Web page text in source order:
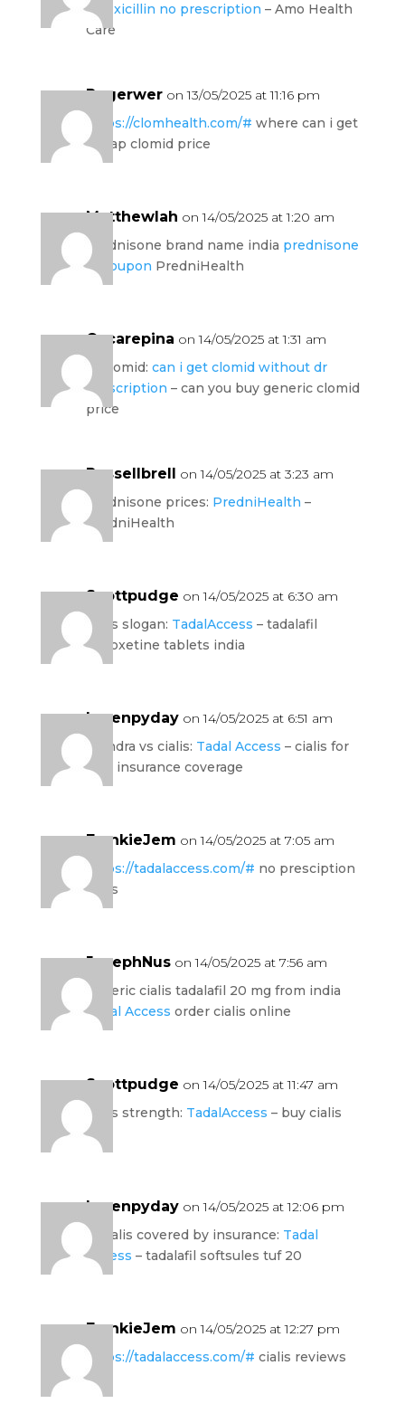
amoxicillin no prescription – Amo Health
Care
Rogerwer on 13/05/2025 at 11:16 pm
https://clomhealth.com/# where can i get
cheap clomid price
Matthewlah on 14/05/2025 at 1:20 am
prednisone brand name india prednisone
rx coupon PredniHealth
Oscarepina on 14/05/2025 at 1:31 am
rx clomid: can i get clomid without dr
prescription – can you buy generic clomid
price
Russellbrell on 14/05/2025 at 3:23 am
prednisone prices: PredniHealth –
PredniHealth
Scottpudge on 14/05/2025 at 6:30 am
cialis slogan: TadalAccess – tadalafil
dapoxetine tablets india
Lorenpyday on 14/05/2025 at 6:51 am
stendra vs cialis: Tadal Access – cialis for
bph insurance coverage
FrankieJem on 14/05/2025 at 7:05 am
https://tadalaccess.com/# no presciption
cialis
JosephNus on 14/05/2025 at 7:56 am
generic cialis tadalafil 20 mg from india
Tadal Access order cialis online
Scottpudge on 14/05/2025 at 11:47 am
cialis strength: TadalAccess – buy cialis
usa
Lorenpyday on 14/05/2025 at 12:06 pm
is cialis covered by insurance: Tadal
Access – tadalafil softsules tuf 20
FrankieJem on 14/05/2025 at 12:27 pm
https://tadalaccess.com/# cialis reviews